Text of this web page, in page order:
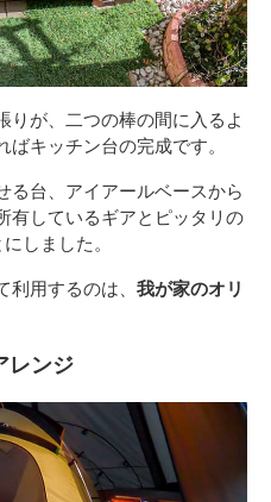
りが、二つの棒の間に入るよ
キッチン台の完成です。
る台、アイアールベースから
有しているギアとピッタリの
しました。
用するのは、 我が家のオリ
レンジ